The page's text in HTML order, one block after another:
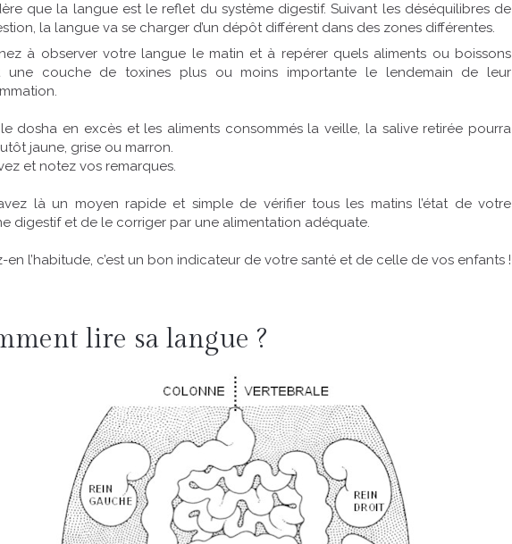
que la langue est le reflet du système digestif. Suivant les déséquilibres de
la langue va se charger d’un dépôt différent dans des zones différentes.
à observer votre langue le matin et à repérer quels aliments ou boissons
une couche de toxines plus ou moins importante le lendemain de leur
dosha en excès et les aliments consommés la veille, la salive retirée pourra
jaune, grise ou marron.
et notez vos remarques.
là un moyen rapide et simple de vérifier tous les matins l’état de votre
digestif et de le corriger par une alimentation adéquate.
en l’habitude, c’est un bon indicateur de votre santé et de celle de vos enfants !
lire sa langue ?